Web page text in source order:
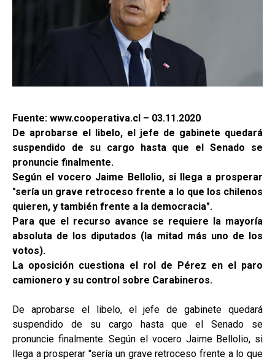
Fuente: www.cooperativa.cl – 03.11.2020
De aprobarse el libelo, el jefe de gabinete quedará
suspendido de su cargo hasta que el Senado se
pronuncie finalmente.
Según el vocero Jaime Bellolio, si llega a prosperar
"sería un grave retroceso frente a lo que los chilenos
quieren, y también frente a la democracia".
Para que el recurso avance se requiere la mayoría
absoluta de los diputados (la mitad más uno de los
votos).
La oposición cuestiona el rol de Pérez en el paro
camionero y su control sobre Carabineros.
De aprobarse el libelo, el jefe de gabinete quedará
suspendido de su cargo hasta que el Senado se
pronuncie finalmente. Según el vocero Jaime Bellolio, si
llega a prosperar "sería un grave retroceso frente a lo que